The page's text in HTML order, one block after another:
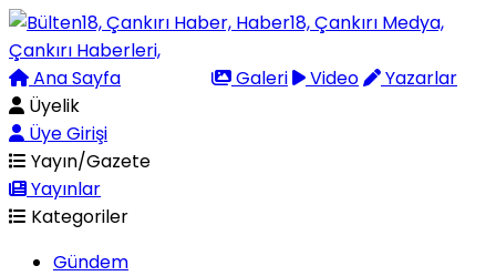
Ana Sayfa Galeri Video
Yazarlar
Üyelik
Üye Girişi
Yayın/Gazete
Yayınlar
Kategoriler
Gündem